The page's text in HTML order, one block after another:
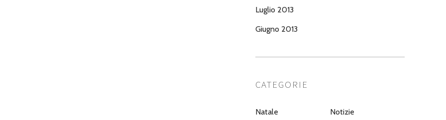
Luglio 2013
Giugno 2013
CATEGORIE
Natale Notizie